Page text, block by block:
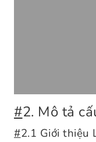
#2. Mô tả
#2.1 Giới thiệu